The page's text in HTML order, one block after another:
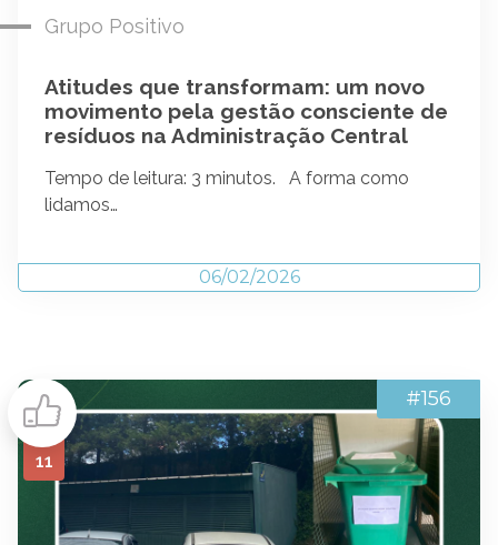
Grupo Positivo
Atitudes que transformam: um novo
movimento pela gestão consciente de
resíduos na Administração Central
Tempo de leitura: 3 minutos. A forma como
lidamos…
06/02/2026
11
#156